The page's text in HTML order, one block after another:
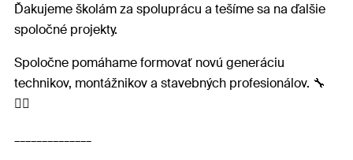
Ďakujeme školám za spoluprácu a tešíme sa na ďalšie
spoločné projekty.
Spoločne pomáhame formovať novú generáciu
technikov, montážnikov a stavebných profesionálov. 🔧
👷‍♂️